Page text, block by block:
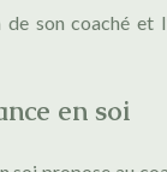
de son coaché et
en soi